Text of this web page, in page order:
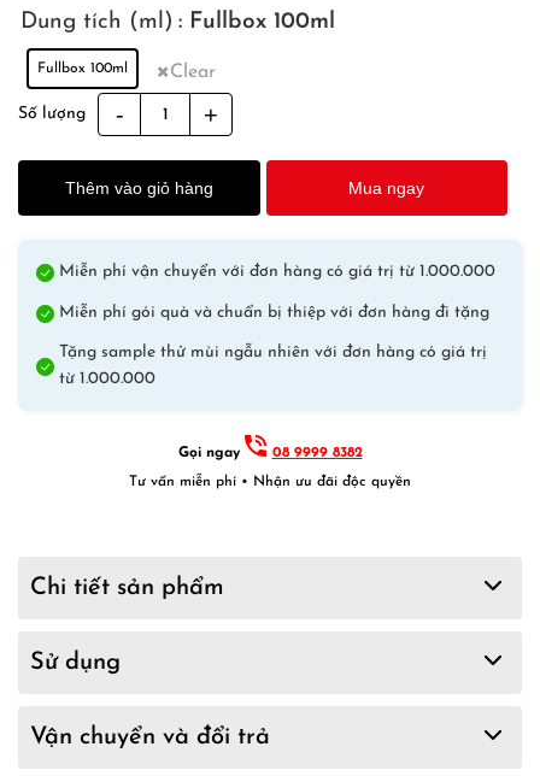
Dung tích (ml) : Fullbox 100ml
Fullbox 100ml Clear
Số lượng
Tea
quantity
Thêm vào giỏ hàng
Mua ngay
Miễn phí vận chuyển với đơn hàng có giá trị từ 1.000.000
Miễn phí gói quà và chuẩn bị thiệp với đơn hàng đi tặng
Tặng sample thử mùi ngẫu nhiên với đơn hàng có giá trị
từ 1.000.000
Gọi ngay
08 9999 8382
Tư vấn miễn phí • Nhận ưu đãi độc quyền
Chi tiết sản phẩm
Sử dụng
Vận chuyển và đổi trả